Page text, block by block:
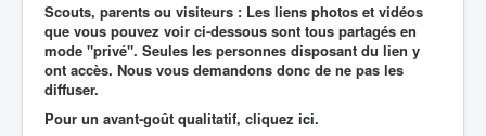
Scouts, parents ou visiteurs : Les liens photos et vidéos
que vous pouvez voir ci-dessous sont tous partagés en
mode "privé". Seules les personnes disposant du lien y
ont accès. Nous vous demandons donc de ne pas les
diffuser.
Pour un avant-goût qualitatif, cliquez ici.